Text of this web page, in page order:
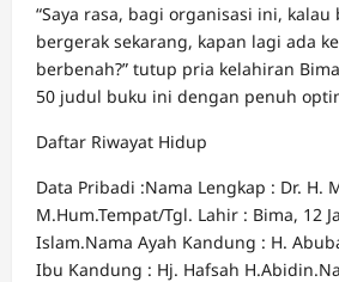
“Saya rasa, bagi organisasi ini, kalau
bergerak sekarang, kapan lagi ada
berbenah?” tutup pria kelahiran
50 judul buku ini dengan penuh
Daftar Riwayat Hidup
Data Pribadi :Nama Lengkap : Dr. H.
M.Hum.Tempat/Tgl. Lahir : Bima, 12
Islam.Nama Ayah Kandung : H.
Ibu Kandung : Hj. Hafsah